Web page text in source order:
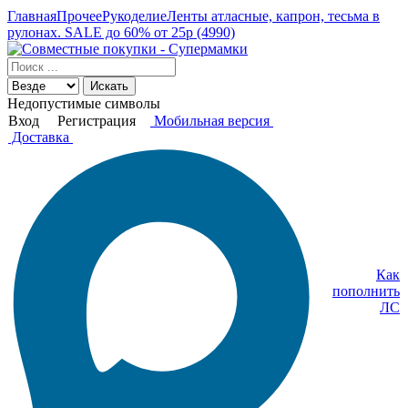
ГлавнаяПрочееРукоделиеЛенты атласные, капрон, тесьма в
рулонах. SALE до 60% от 25р (4990)
Искать
Недопустимые символы
Вход
Регистрация
Мобильная версия
Доставка
Как
пополнить
ЛС